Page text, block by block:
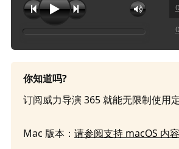
你知道吗?
订阅威力导演 365 就能无限制使用
Mac 版本： 请参阅支持 macOS 内